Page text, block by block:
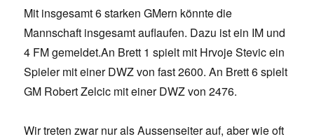
Mit insgesamt 6 starken GMern könnte die
Mannschaft insgesamt auflaufen. Dazu ist ein IM und
4 FM gemeldet.An Brett 1 spielt mit Hrvoje Stevic ein
Spieler mit einer DWZ von fast 2600. An Brett 6 spielt
GM Robert Zelcic mit einer DWZ von 2476.
Wir treten zwar nur als Aussenseiter auf, aber wie oft